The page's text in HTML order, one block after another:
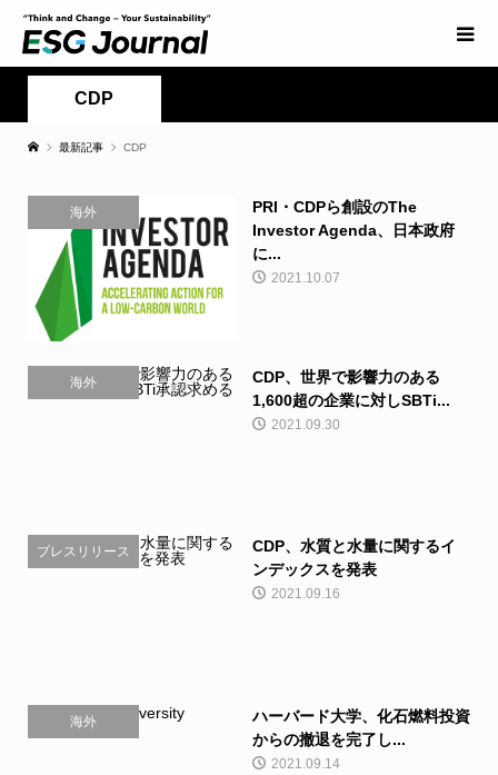
CDP
最新記事 CDP
海外
PRI・CDPら創設のThe
Investor Agenda、日本政府
に...
2021.10.07
海外
CDP、世界で影響力のある
1,600超の企業に対しSBTi...
2021.09.30
プレスリリース
CDP、水質と水量に関するイ
ンデックスを発表
2021.09.16
海外
ハーバード大学、化石燃料投資
からの撤退を完了し...
2021.09.14